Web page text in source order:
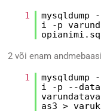
1
mysqldump
i -p
2 või enam
1
mysqldump
i -p --
as3 >